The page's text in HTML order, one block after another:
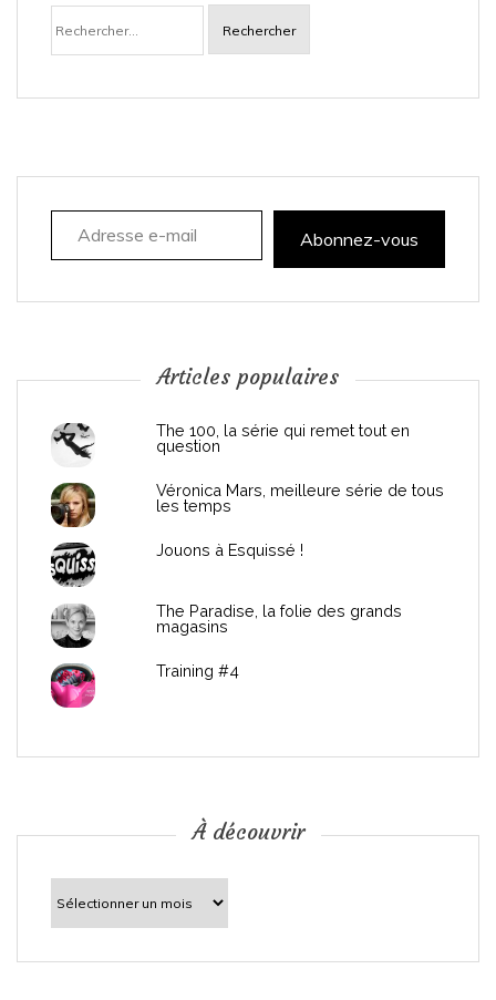
i
a
n
c
Rechercher :
Adresse e-mail
Abonnez-vous
Articles populaires
The 100, la série qui remet tout en
question
Véronica Mars, meilleure série de tous
les temps
Jouons à Esquissé !
The Paradise, la folie des grands
magasins
Training #4
À découvrir
découvrir